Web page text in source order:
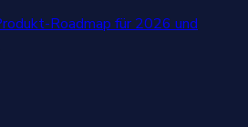
Roadmap für 2026 und